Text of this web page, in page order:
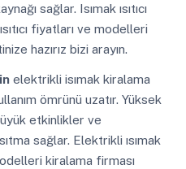
sağlar. Isımak ısıtıcı
fiyatları ve modelleri
hazırız bizi arayın.
elektrikli isımak kiralama
ömrünü uzatır. Yüksek
etkinlikler ve
sağlar. Elektrikli ısımak
kiralama firması